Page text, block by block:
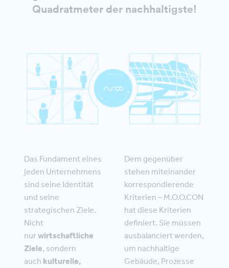
Quadratmeter der nachhaltigste!
Das Fundament eines
jeden Unternehmens
sind seine Identität
und seine
strategischen Ziele.
Nicht
nurwirtschaftliche
Ziele, sondern
auch kulturelle,
Dem gegenüber
stehen miteinander
korrespondierende
Kriterien – M.O.O.CON
hat diese Kriterien
definiert. Sie müssen
ausbalanciert werden,
um nachhaltige
Gebäude, Prozesse